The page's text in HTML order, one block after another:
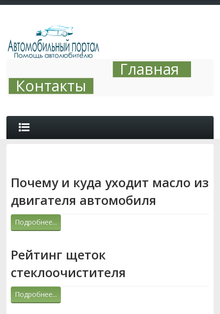
Главная
Контакты
АВТО ТЮНИНГ
СОВЕТЫ
ВОЖДЕНИЕ
Почему и куда уходит масло из
двигателя автомобиля
Подробнее...
Рейтинг щеток
стеклоочистителя
Подробнее...